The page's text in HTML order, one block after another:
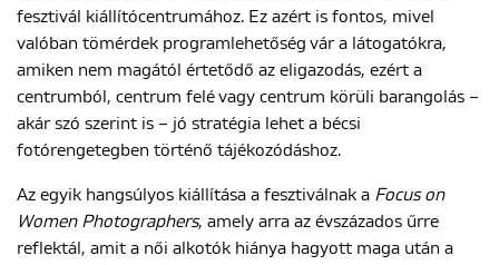
fesztivál kiállítócentrumához. Ez azért is fontos, mivel
valóban tömérdek programlehetőség vár a látogatókra,
amiken nem magától értetődő az eligazodás, ezért a
centrumból, centrum felé vagy centrum körüli barangolás –
akár szó szerint is – jó stratégia lehet a bécsi
fotórengetegben történő tájékozódáshoz.
Az egyik hangsúlyos kiállítása a fesztiválnak a Focus on
Women Photographers, amely arra az évszázados űrre
reflektál, amit a női alkotók hiánya hagyott maga után a